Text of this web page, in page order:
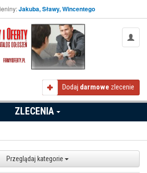
Jakuba, Sławy, Wincentego
Dodaj darmowe zlecenie
ZLECENIA
Przeglądaj kategorie